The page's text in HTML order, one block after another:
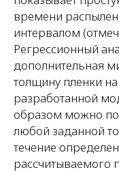
времени
интервалом
Регрессионный
дополнительная
толщину пленки
разработанной
образом можно
любой заданной
течение
рассчитываемого